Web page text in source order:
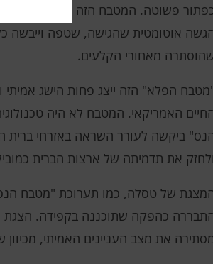
פשוטה. המטבח הזה כלל שואב אבק
אוטומטית שהגישה, שטפה וייבשה
מאחורי הקלעים.
הפלא" הזה ייצג פחות הישג אמיתי
האמריקאי. המטבח לא היה
ביקשה לעורר השראה באזרחי ברית
ולחזק את תדמיתה של ארצות הברית
של טסלה, כמו תערוכת "מטבח
כהפקה שתוכננה בקפידה. הצגת
את מצב העניינים האמיתי,